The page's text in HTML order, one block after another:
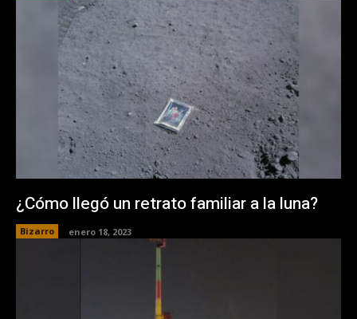
¿Cómo llegó un retrato familiar a la luna?
Bizarro enero 18, 2023